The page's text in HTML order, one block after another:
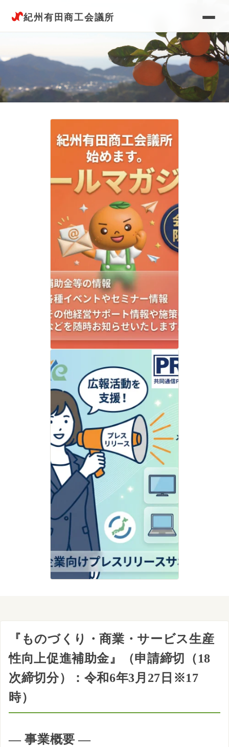
紀州有田商工会議所
『ものづくり・商業・サービス生産
性向上促進補助金』（申請締切（18
次締切分）：令和6年3月27日※17
時）
― 事業概要 ―